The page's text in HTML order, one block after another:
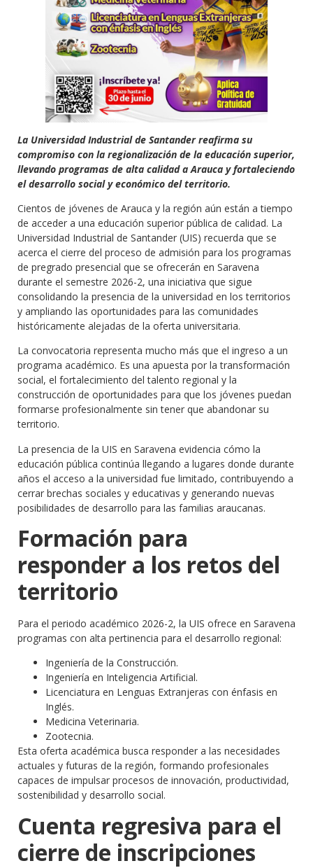
La Universidad Industrial de Santander reafirma su
compromiso con la regionalización de la educación superior,
llevando programas de alta calidad a Arauca y fortaleciendo
el desarrollo social y económico del territorio.
Cientos de jóvenes de Arauca y la región aún están a tiempo
de acceder a una educación superior pública de calidad. La
Universidad Industrial de Santander (UIS) recuerda que se
acerca el cierre del proceso de admisión para los programas
de pregrado presencial que se ofrecerán en Saravena
durante el semestre 2026-2, una iniciativa que sigue
consolidando la presencia de la universidad en los territorios
y ampliando las oportunidades para las comunidades
históricamente alejadas de la oferta universitaria.
La convocatoria representa mucho más que el ingreso a un
programa académico. Es una apuesta por la transformación
social, el fortalecimiento del talento regional y la
construcción de oportunidades para que los jóvenes puedan
formarse profesionalmente sin tener que abandonar su
territorio.
La presencia de la UIS en Saravena evidencia cómo la
educación pública continúa llegando a lugares donde durante
años el acceso a la universidad fue limitado, contribuyendo a
cerrar brechas sociales y educativas y generando nuevas
posibilidades de desarrollo para las familias araucanas.
Formación para
responder a los retos del
territorio
Para el periodo académico 2026-2, la UIS ofrece en Saravena
programas con alta pertinencia para el desarrollo regional:
Ingeniería de la Construcción.
Ingeniería en Inteligencia Artificial.
Licenciatura en Lenguas Extranjeras con énfasis en
Inglés.
Medicina Veterinaria.
Zootecnia.
Esta oferta académica busca responder a las necesidades
actuales y futuras de la región, formando profesionales
capaces de impulsar procesos de innovación, productividad,
sostenibilidad y desarrollo social.
Cuenta regresiva para el
cierre de inscripciones